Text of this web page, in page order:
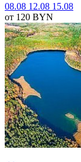
08.08 12.08 15.08
от 120 BYN